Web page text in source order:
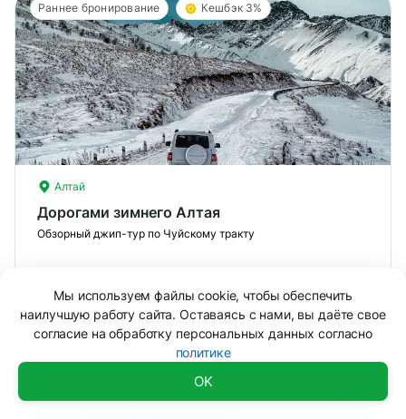
Раннее бронирование Кешбэк 3%
Алтай
Дорогами зимнего Алтая
Обзорный джип-тур по Чуйскому тракту
Обзорные туры
Сложность
Базовая ?
156 900 ₽
Смотреть тур
Мы используем файлы cookie, чтобы обеспечить
наилучшую работу сайта. Оставаясь с нами, вы даёте свое
согласие на обработку персональных данных согласно
политике
OK